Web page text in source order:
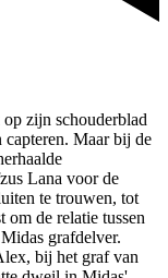
zijn schouderblad
capteren. Maar bij de
Lana voor de
te trouwen, tot
de relatie tussen
grafdelver.
bij het graf van